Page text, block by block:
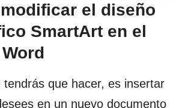
el diseño
SmartArt en el
tendrás que hacer, es insertar
en un nuevo documento